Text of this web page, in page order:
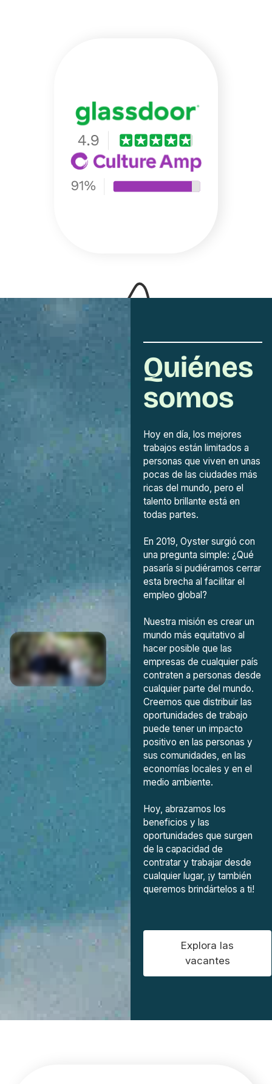
Quiénes
somos
Hoy en día, los mejores
trabajos están limitados a
personas que viven en unas
pocas de las ciudades más
ricas del mundo, pero el
talento brillante está en
todas partes.
En 2019, Oyster surgió con
una pregunta simple: ¿Qué
pasaría si pudiéramos cerrar
esta brecha al facilitar el
empleo global?
Nuestra misión es crear un
mundo más equitativo al
hacer posible que las
empresas de cualquier país
contraten a personas desde
cualquier parte del mundo.
Creemos que distribuir las
oportunidades de trabajo
puede tener un impacto
positivo en las personas y
sus comunidades, en las
economías locales y en el
medio ambiente.
Hoy, abrazamos los
beneficios y las
oportunidades que surgen
de la capacidad de
contratar y trabajar desde
cualquier lugar, ¡y también
queremos brindártelos a ti!
Explora las
vacantes